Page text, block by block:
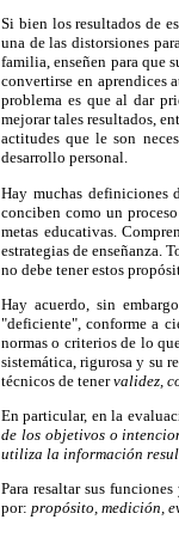
Si bien los resultados de
una de las distorsiones
familia, enseñen para que
convertirse en aprendices
problema es que al dar
mejorar tales resultados,
actitudes que le son
desarrollo personal.
Hay muchas definiciones
conciben como un
metas educativas.
estrategias de enseñanza.
no debe tener estos
Hay acuerdo, sin
"deficiente", conforme a
normas o criterios de lo
sistemática, rigurosa y su
técnicos de tenervalidez,
En particular, en la
de los objetivos o
utiliza la información
Para resaltar sus
por: propósito, medición,